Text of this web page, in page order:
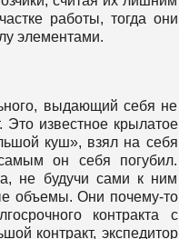
работы, тогда они
элементами.
выдающий себя не
Это известное крылатое
куш», взял на себя
он себя погубил.
не будучи сами к ним
объемы. Они почему-то
контракта с
контракт, экспедитор